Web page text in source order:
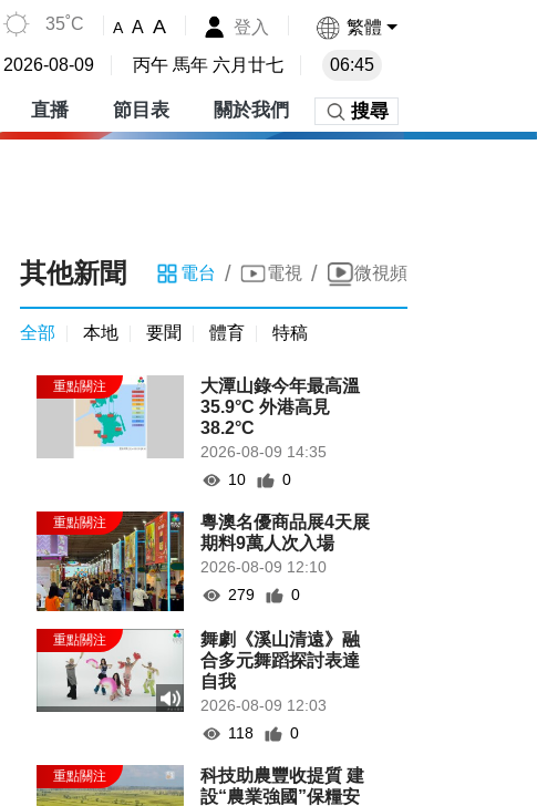
35˚C A A A 登入 繁體
2026-08-09 丙午 馬年 六月廿七 06:45
直播 節目表 關於我們 搜尋
其他新聞 電台 / 電視 / 微視頻
全部 本地 要聞 體育 特稿
大潭山錄今年最高溫
35.9°C 外港高見
38.2°C
2026-08-09 14:35
10
0
粵澳名優商品展4天展
期料9萬人次入場
2026-08-09 12:10
279
0
舞劇《溪山清遠》融
合多元舞蹈探討表達
自我
2026-08-09 12:03
118
0
科技助農豐收提質 建
設“農業強國”保糧安